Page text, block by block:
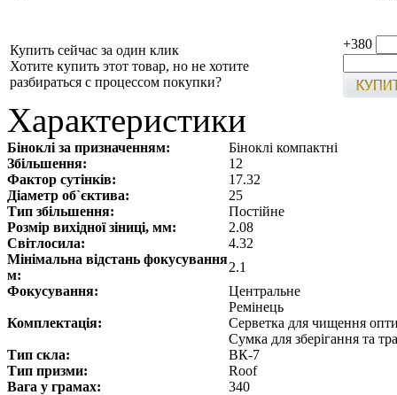
Купить сейчас за один клик
Хотите купить этот товар, но не хотите
разбираться с процессом покупки?
+380
Характеристики
Біноклі за призначенням:
Біноклі компактні
Збільшення:
12
Фактор сутінків:
17.32
Діаметр об`єктива:
25
Тип збільшення:
Постійне
Розмір вихідної зіниці, мм:
2.08
Світлосила:
4.32
Мінімальна відстань фокусування
м:
2.1
Фокусування:
Центральне
Комплектація:
Ремінець
Серветка для чищення
Сумка для зберігання та
Тип скла:
ВК-7
Тип призми:
Roof
Вага у грамах:
340